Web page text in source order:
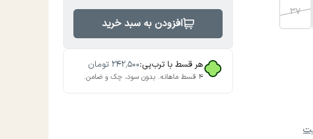
37
افزودن به سبد خرید
هر قسط با ترب‌پی:۲۴۲٬۵۰۰تومان
۴ قسط ماهانه. بدون سود، چک و ضامن.